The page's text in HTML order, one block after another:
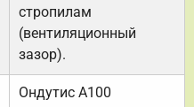
стропилам
(вентиляционный
зазор).
Ондутис А100